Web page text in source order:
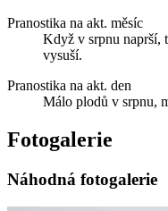
Pranostika na akt. měsíc
Když v srpnu naprší,
vysuší.
Pranostika na akt. den
Málo plodů v srpnu,
Fotogalerie
Náhodná fotogalerie